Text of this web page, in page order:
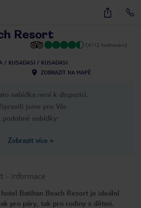
23
Resort
(4112 hodnocení)
KUSADASI
KUSADASI
ZOBRAZIT NA MAPĚ
nabídka není k dispozici.
jsme pro Vás
podobné nabídky:
Zobrazit více »
- informace
Batihan Beach Resort je ideální
pro páry, tak pro rodiny s dětmi.